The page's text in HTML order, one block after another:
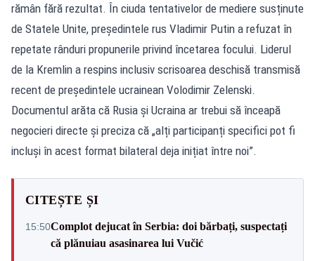
rămân fără rezultat. În ciuda tentativelor de mediere susținute
de Statele Unite, președintele rus Vladimir Putin a refuzat în
repetate rânduri propunerile privind încetarea focului. Liderul
de la Kremlin a respins inclusiv scrisoarea deschisă transmisă
recent de președintele ucrainean Volodimir Zelenski.
Documentul arăta că Rusia și Ucraina ar trebui să înceapă
negocieri directe și preciza că „alți participanți specifici pot fi
incluși în acest format bilateral deja inițiat între noi”.
CITEȘTE ȘI
15:50Complot dejucat în Serbia: doi bărbați, suspectați
că plănuiau asasinarea lui Vučić